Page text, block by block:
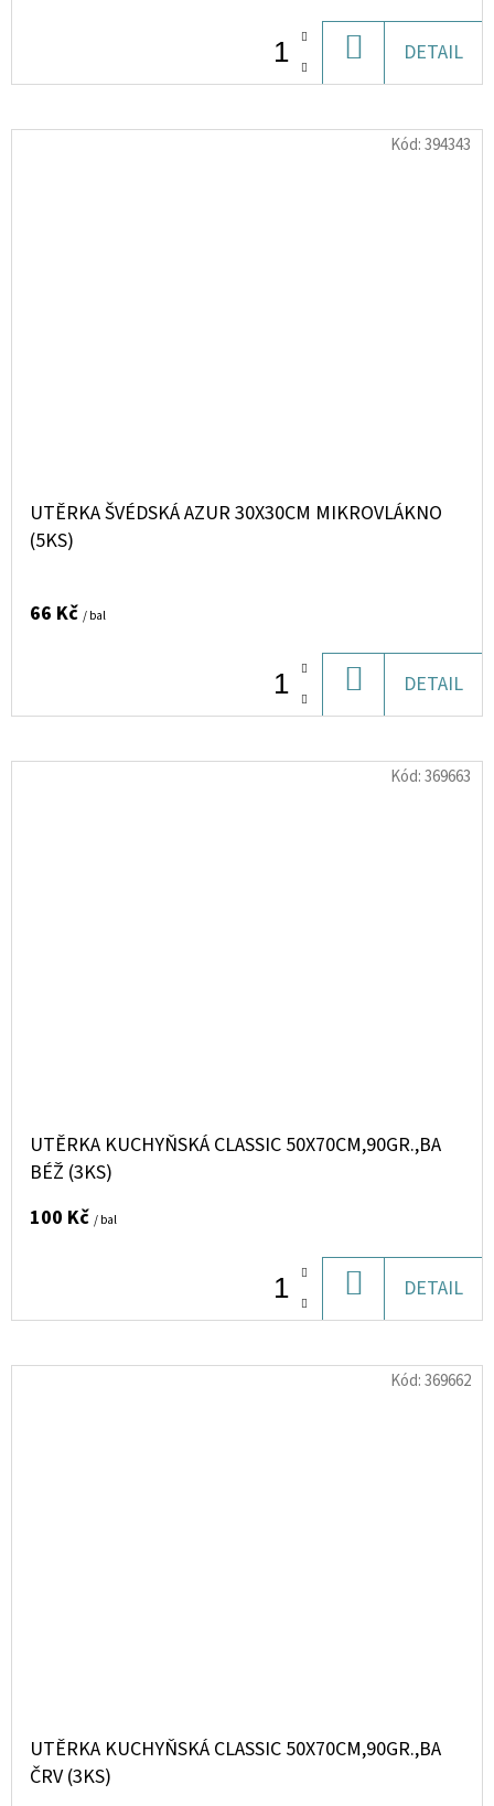
KOŠÍKU
DETAIL
UTĚRKA ŠVÉDSKÁ AZUR 30X30CM MIKROVLÁKNO
(5KS)
66 Kč / bal
KOŠÍKU
DETAIL
Kód:394343
UTĚRKA KUCHYŇSKÁ CLASSIC 50X70CM,90GR.,BA
BÉŽ (3KS)
100 Kč / bal
KOŠÍKU
DETAIL
Kód:369663
UTĚRKA KUCHYŇSKÁ CLASSIC 50X70CM,90GR.,BA
ČRV (3KS)
Kód:369662